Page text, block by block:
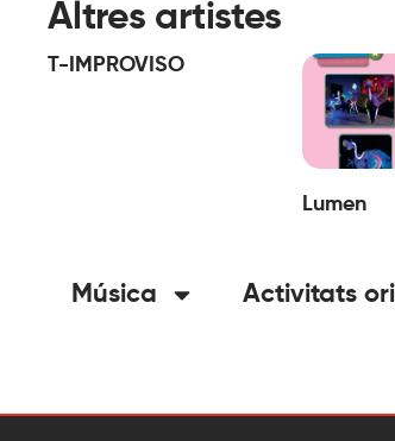
Altres artistes
T-IMPROVISO
Lumen
Música Activitats